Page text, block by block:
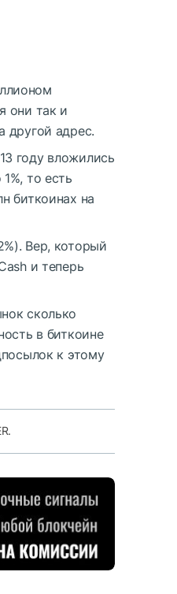
они так и
другой адрес.
году вложились
то есть
биткоинах на
Вер, который
и теперь
сколько
в биткоине
к этому